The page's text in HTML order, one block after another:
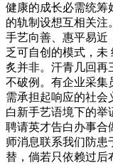
健康的成长必需统筹
的轨制设想互相关注
手艺向善、惠平易近
乏可自创的模式，未
炙并非。汗青几回再
不破例。有企业采集
需承担起响应的社会
白新手艺语境下的举
聘请英才告白办事合
师消息联系我们防
替，倘若只依赖过后